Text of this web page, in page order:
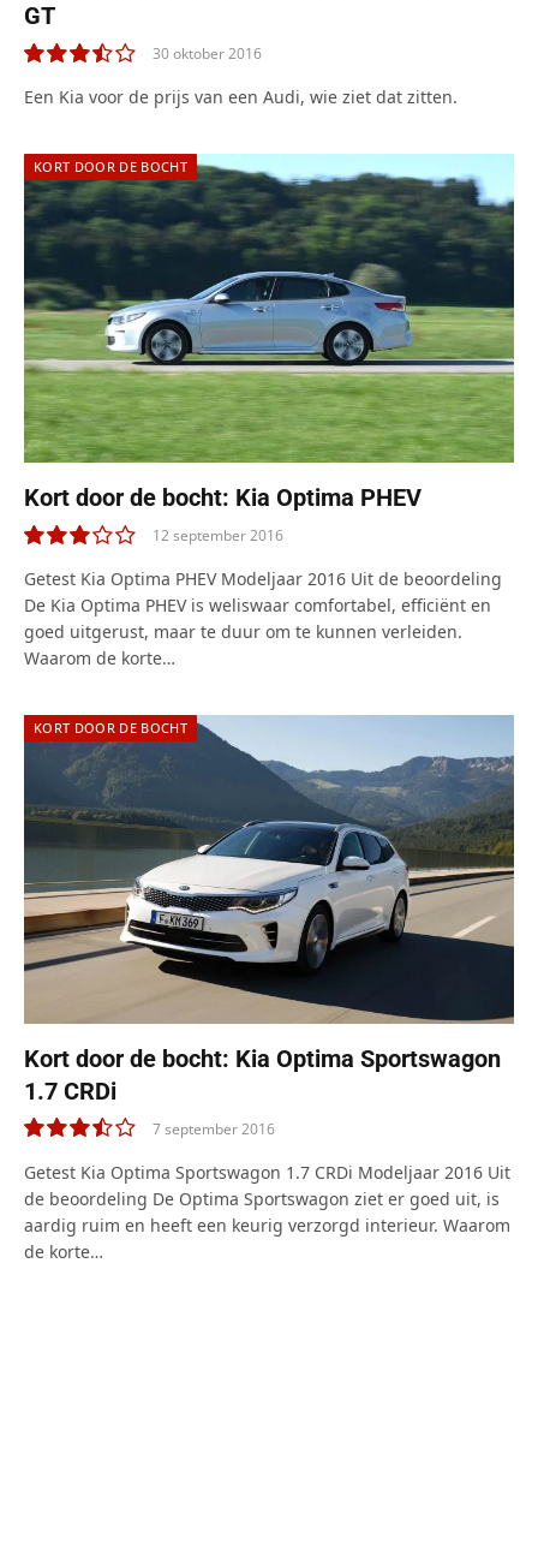
GT
7.0
30 oktober 2016
Een Kia voor de prijs van een Audi, wie ziet dat zitten.
KORT DOOR DE BOCHT
Kort door de bocht: Kia Optima PHEV
6.0
12 september 2016
Getest Kia Optima PHEV Modeljaar 2016 Uit de beoordeling
De Kia Optima PHEV is weliswaar comfortabel, efficiënt en
goed uitgerust, maar te duur om te kunnen verleiden.
Waarom de korte…
KORT DOOR DE BOCHT
Kort door de bocht: Kia Optima Sportswagon
1.7 CRDi
7.0
7 september 2016
Getest Kia Optima Sportswagon 1.7 CRDi Modeljaar 2016 Uit
de beoordeling De Optima Sportswagon ziet er goed uit, is
aardig ruim en heeft een keurig verzorgd interieur. Waarom
de korte…